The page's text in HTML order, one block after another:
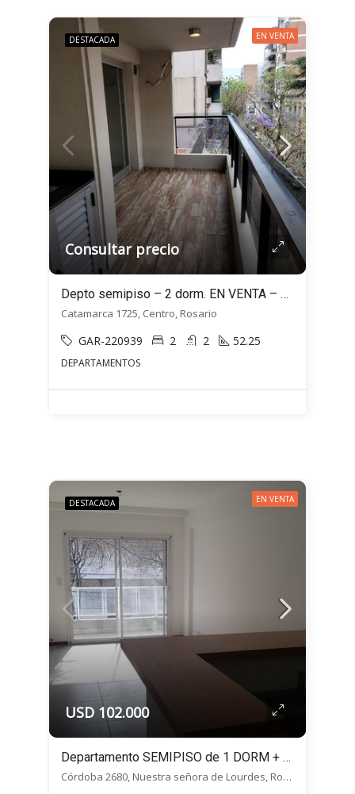
DESTACADA EN VENTA
Consultar precio
Depto semipiso – 2 dorm. EN VENTA – Doble balcón! – Sarmiento 1725, Rosario
Catamarca 1725, Centro, Rosario
GAR-220939 2 2 52.25
DEPARTAMENTOS
DESTACADA EN VENTA
USD 102.000
Departamento SEMIPISO de 1 DORM + Balcón – Cordoba 2680, Macrocentro, Rosario
Córdoba 2680, Nuestra señora de Lourdes, Rosario